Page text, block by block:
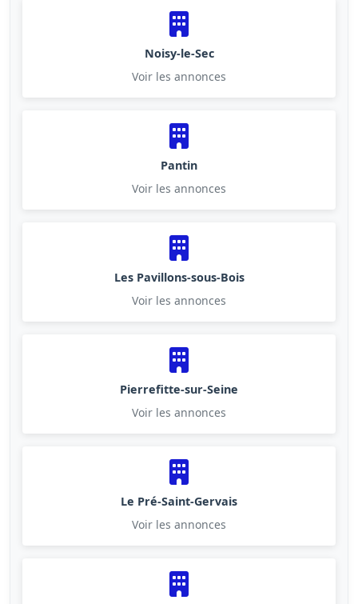
Noisy-le-Sec
Voir les annonces
Pantin
Voir les annonces
Les Pavillons-sous-Bois
Voir les annonces
Pierrefitte-sur-Seine
Voir les annonces
Le Pré-Saint-Gervais
Voir les annonces